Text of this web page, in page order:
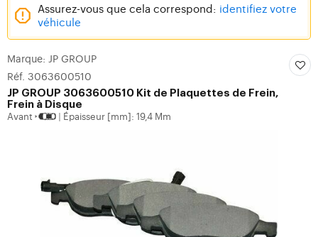
Assurez-vous que cela correspond: identifiez votre
véhicule
Marque: JP GROUP
Réf. 3063600510
JP GROUP 3063600510 Kit de Plaquettes de Frein,
Frein à Disque
Avant Épaisseur [mm]: 19,4 Mm